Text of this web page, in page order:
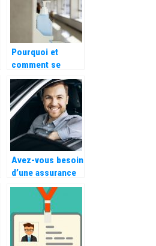
Pourquoi et
comment se
doter de gel
hydroalcoolique
dans votre
entreprise ?
Avez-vous besoin
d’une assurance
auto tous risques